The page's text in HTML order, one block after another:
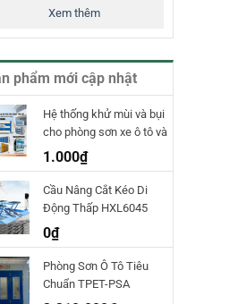
Xem thêm
phẩm mới cập nhật
Hệ thống khử mùi và bụi
cho phòng sơn xe ô tô và
phòng sơn công nghiệp
TPET
1.000₫
Cầu Nâng Cắt Kéo Di
Động Thấp HXL6045
Hauvrex
0₫
Phòng Sơn Ô Tô Tiêu
Chuẩn TPET-PSA